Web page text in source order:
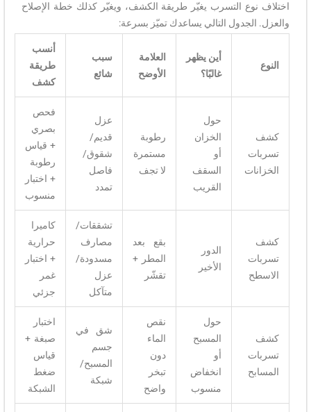
اختلاف نوع التسرب يغيّر طريقة الكشف، ويغيّر كذلك خطة الإصلاح
والعزل. الجدول التالي يساعدك تميّز بسرعة:
النوع
أين يظهر
غالبًا؟
العلامة
الأوضح
سبب
شائع
أنسب
طريقة
كشف
كشف
تسربات
الخزانات
حول
الخزان
أو
السقف
القريب
رطوبة
مستمرة
لا تجف
عزل
قديم/
شقوق/
فاصل
تمدد
فحص
بصري
+ قياس
رطوبة
+ اختبار
منسوب
كشف
تسربات
الاسطح
الدور
الأخير
بقع بعد
المطر +
تقشّر
تشققات/
مصارف
مسدودة/
عزل
متآكل
كاميرا
حرارية
+ اختبار
غمر
جزئي
كشف
تسربات
المسابح
حول
المسبح
أو
انخفاض
منسوب
نقص
الماء
دون
تبخر
واضح
شق في
جسم
المسبح/
شبكة
اختبار
صبغة +
قياس
ضغط
الشبكة